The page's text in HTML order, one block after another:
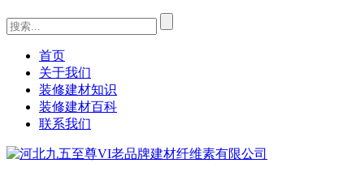
首页
关于我们
装修建材知识
装修建材百科
联系我们